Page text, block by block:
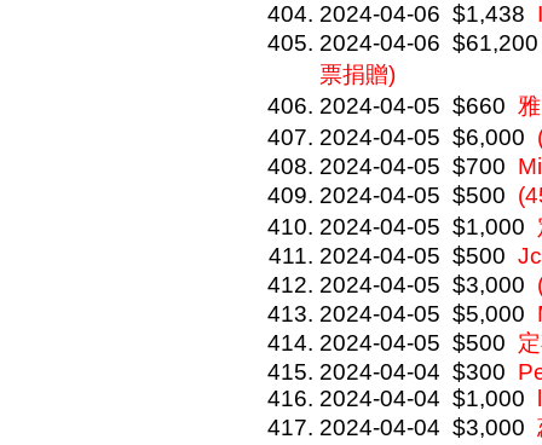
2024-04-06 $1,438
2024-04-06 $61,200
票捐贈)
2024-04-05 $660 雅
2024-04-05 $6,000
2024-04-05 $700
2024-04-05 $500
2024-04-05 $1,000
2024-04-05 $500
2024-04-05 $3,000
2024-04-05 $5,000
2024-04-05 $500
2024-04-04 $300
2024-04-04 $1,000
2024-04-04 $3,000